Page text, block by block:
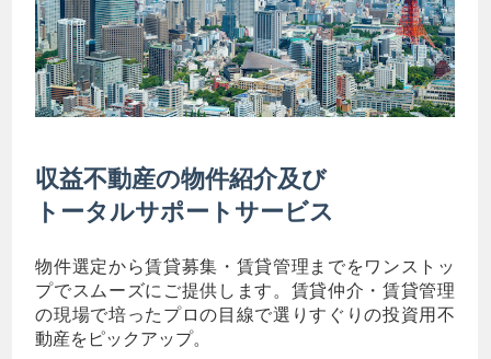
収益不動産の物件紹介及び
トータルサポートサービス
物件選定から賃貸募集・賃貸管理までをワンストッ
プでスムーズにご提供します。賃貸仲介・賃貸管理
の現場で培ったプロの目線で選りすぐりの投資用不
動産をピックアップ。